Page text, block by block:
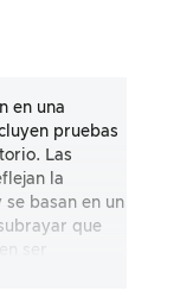
en una
pruebas
Las
la
basan en un
que
ser